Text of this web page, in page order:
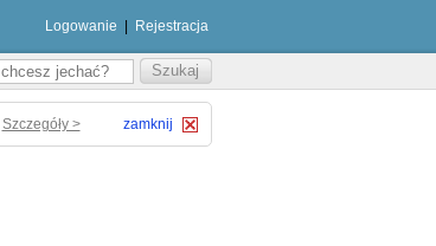
Logowanie Rejestracja
Szczegóły > zamknij